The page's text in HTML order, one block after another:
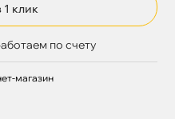
1 клик
по счету
магазин